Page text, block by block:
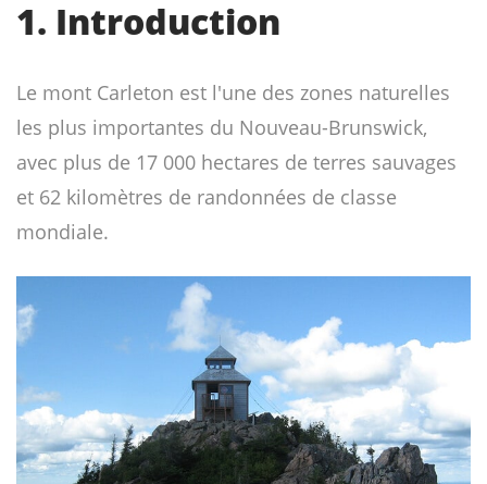
1. Introduction
Le mont Carleton est l'une des zones naturelles
les plus importantes du Nouveau-Brunswick,
avec plus de 17 000 hectares de terres sauvages
et 62 kilomètres de randonnées de classe
mondiale.